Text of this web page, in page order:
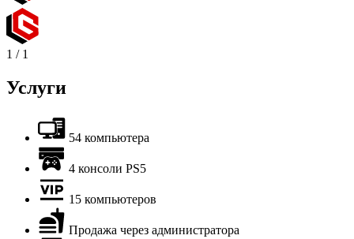
1 / 1
Услуги
54 компьютера
4 консоли PS5
15 компьютеров
Продажа через администратора